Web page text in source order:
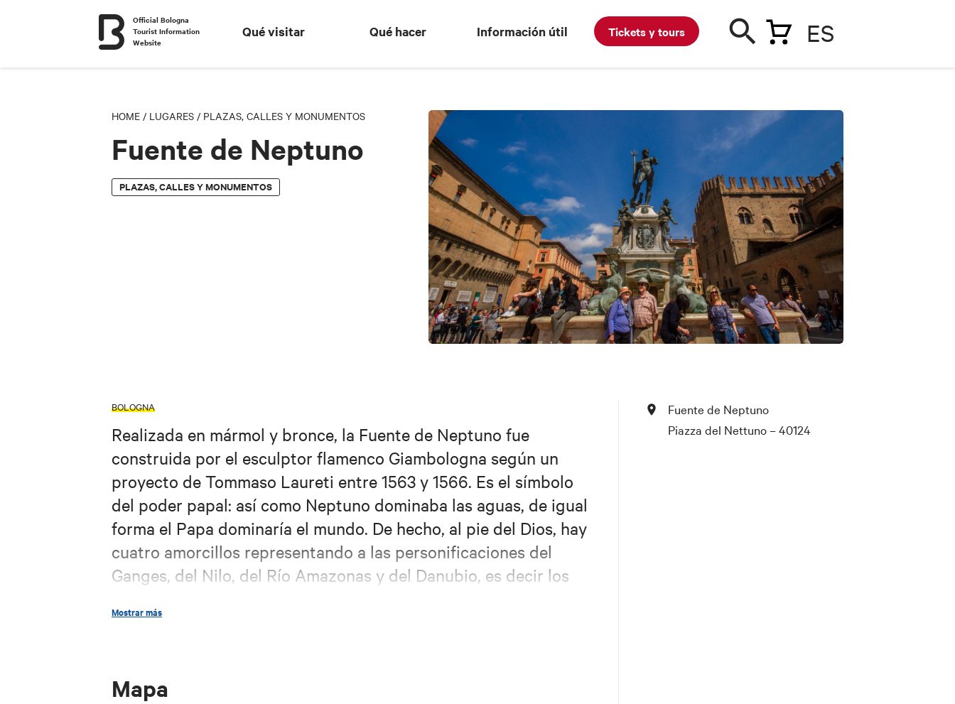
Official Bologna
Tourist Information
Website
Qué visitar Qué hacer Información útil Tickets y tours ES
HOME / LUGARES / PLAZAS, CALLES Y MONUMENTOS
Fuente de Neptuno
PLAZAS, CALLES Y MONUMENTOS
BOLOGNA
Realizada en mármol y bronce, la Fuente de Neptuno fue
construida por el esculptor flamenco Giambologna según un
proyecto de Tommaso Laureti entre 1563 y 1566. Es el símbolo
del poder papal: así como Neptuno dominaba las aguas, de igual
forma el Papa dominaría el mundo. De hecho, al pie del Dios, hay
cuatro amorcillos representando a las personificaciones del
Ganges, del Nilo, del Río Amazonas y del Danubio, es decir los
Mostrar más
Mapa
Fuente de Neptuno
Piazza del Nettuno – 40124